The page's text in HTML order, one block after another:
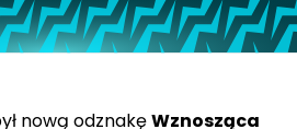
nową odznakęSrebrny gracz
nową odznakęWznosząca